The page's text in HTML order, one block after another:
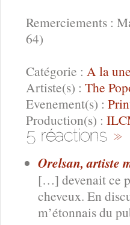
Remerciements :
64)
Catégorie : A la une
Artiste(s) : The
Evenement(s) :
Production(s) :
Orelsan, artiste
[…] devenait ce
cheveux. En
m’étonnais du